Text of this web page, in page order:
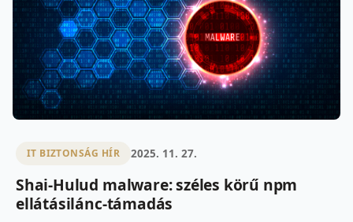
IT BIZTONSÁG HÍR 2025. 11. 27.
Shai-Hulud malware: széles körű npm
ellátásilánc-támadás